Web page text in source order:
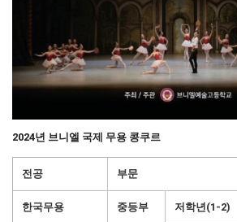
2024년 브니엘 국제 무용 콩쿠르
전공 부문
한국무용 중등부 저학년(1-2)